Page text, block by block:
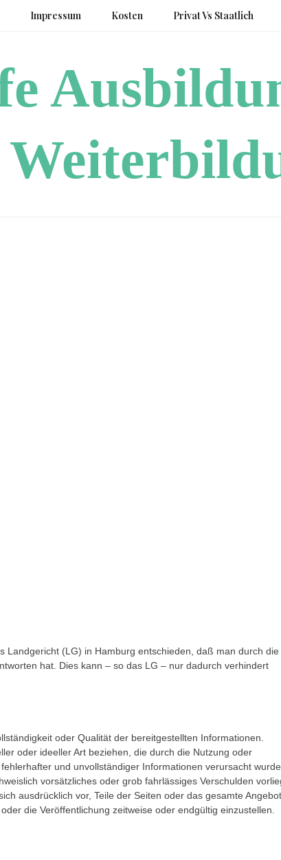
Impressum Kosten Privat Vs Staatlich
Landgericht (LG) in Hamburg entschieden, daß man durch die
hat. Dies kann – so das LG – nur dadurch verhindert
oder Qualität der bereitgestellten Informationen.
oder ideeller Art beziehen, die durch die Nutzung oder
und unvollständiger Informationen verursacht
vorsätzliches oder grob fahrlässiges Verschulden
ausdrücklich vor, Teile der Seiten oder das gesamte Angebot
die Veröffentlichung zeitweise oder endgültig einzustellen.